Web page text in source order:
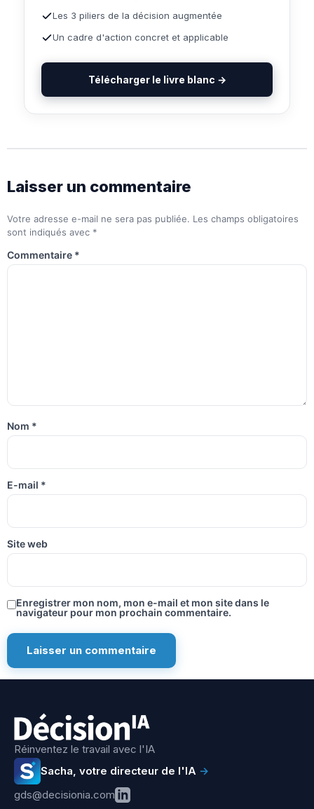
Les 3 piliers de la décision augmentée
Un cadre d'action concret et applicable
Télécharger le livre blanc →
Laisser un commentaire
Votre adresse e-mail ne sera pas publiée. Les champs obligatoires
sont indiqués avec *
Commentaire *
Nom *
E-mail *
Site web
Enregistrer mon nom, mon e-mail et mon site dans le
navigateur pour mon prochain commentaire.
Réinventez le travail avec l'IA
Sacha, votre directeur de l'IA →
gds@decisionia.com